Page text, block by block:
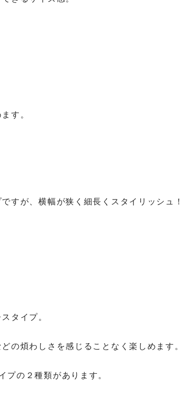
す。
すが、横幅が狭く細長くスタイリッシュ！
タイプ。
の煩わしさを感じることなく楽しめます。
の２種類があります。